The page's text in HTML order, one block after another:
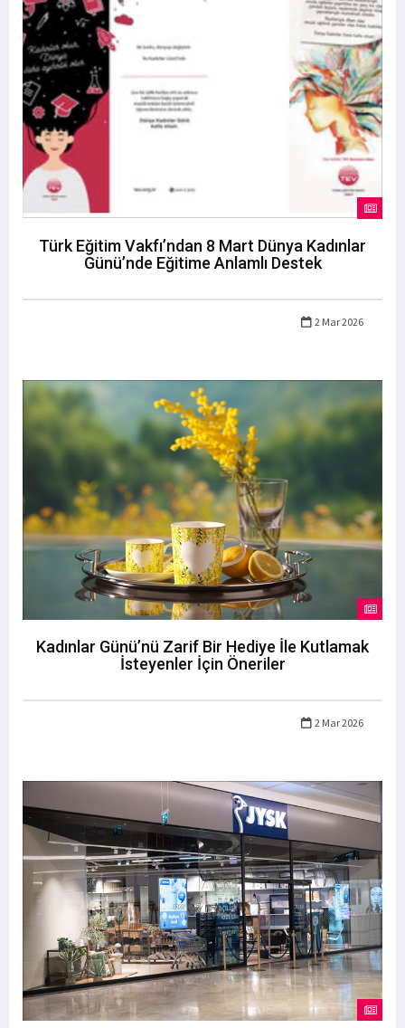
Türk Eğitim Vakfı’ndan 8 Mart Dünya Kadınlar
Günü’nde Eğitime Anlamlı Destek
2 Mar 2026
Kadınlar Günü’nü Zarif Bir Hediye İle Kutlamak
İsteyenler İçin Öneriler
2 Mar 2026